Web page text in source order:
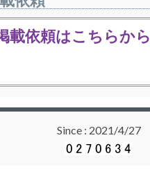
載依頼はこちらから
Since : 2021/4/27